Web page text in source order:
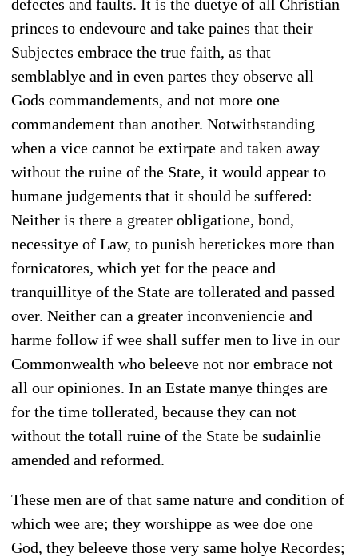
defectes and faults. It is the duetye of all Christian
princes to endevoure and take paines that their
Subjectes embrace the true faith, as that
semblablye and in even partes they observe all
Gods commandements, and not more one
commandement than another. Notwithstanding
when a vice cannot be extirpate and taken away
without the ruine of the State, it would appear to
humane judgements that it should be suffered:
Neither is there a greater obligatione, bond,
necessitye of Law, to punish heretickes more than
fornicatores, which yet for the peace and
tranquillitye of the State are tollerated and passed
over. Neither can a greater inconveniencie and
harme follow if wee shall suffer men to live in our
Commonwealth who beleeve not nor embrace not
all our opiniones. In an Estate manye thinges are
for the time tollerated, because they can not
without the totall ruine of the State be sudainlie
amended and reformed.
These men are of that same nature and condition of
which wee are; they worshippe as wee doe one
God, they beleeve those very same holye Recordes;